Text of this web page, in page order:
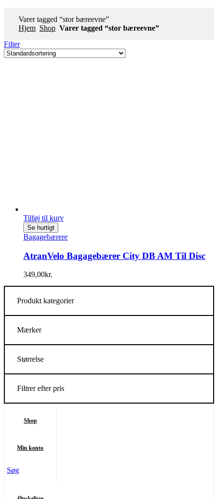
Varer tagged “stor bæreevne”
Hjem Shop Varer tagged “stor bæreevne”
Filter
Tilføj til kurv
Se hurtigt
Bagagebærere
AtranVelo Bagagebærer City DB AM Til Disc
349,00kr.
Produkt kategorier
Mærker
Størrelse
Filtrer efter pris
Shop
Min konto
Søg